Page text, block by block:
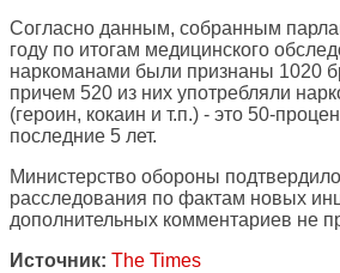
Согласно данным, собранным
году по итогам медицинского
наркоманами были признаны 1020
причем 520 из них употребляли
(героин, кокаин и т.п.) - это 50-
последние 5 лет.
Министерство обороны
расследования по фактам новых
дополнительных комментариев не
Источник: The Times